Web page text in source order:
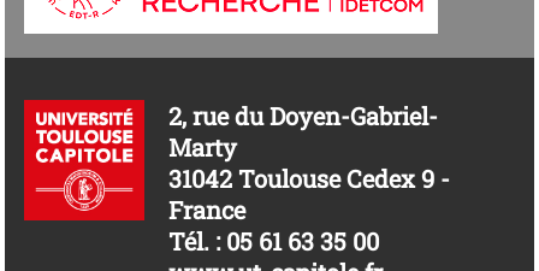
2, rue du Doyen-Gabriel-
Marty
31042 Toulouse Cedex 9 -
France
Tél. : 05 61 63 35 00